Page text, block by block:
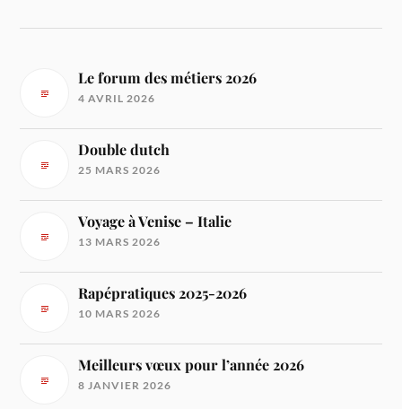
Le forum des métiers 2026
4 AVRIL 2026
Double dutch
25 MARS 2026
Voyage à Venise – Italie
13 MARS 2026
Rapépratiques 2025-2026
10 MARS 2026
Meilleurs vœux pour l’année 2026
8 JANVIER 2026